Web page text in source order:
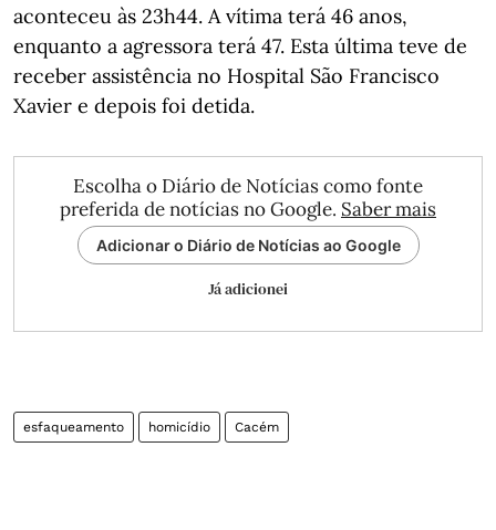
aconteceu às 23h44. A vítima terá 46 anos,
enquanto a agressora terá 47. Esta última teve de
receber assistência no Hospital São Francisco
Xavier e depois foi detida.
Escolha o Diário de Notícias como fonte
preferida de notícias no Google. Saber mais
Adicionar o Diário de Notícias ao Google
Já adicionei
esfaqueamento homicídio Cacém